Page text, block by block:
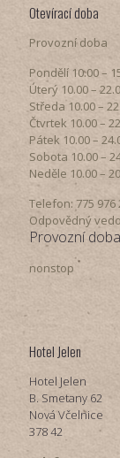
Otevírací doba
Provozní doba
Pondělí​ 10.00 –
Úterý ​10.00 –
Středa ​10.00 –
Čtvrtek​ 10.00 –
Pátek​ 10.00 –
Sobota ​10.00 –
Neděle ​10.00 –
Telefon: 775 976
Odpovědný
Provozní
nonstop
Hotel Jelen
Hotel Jelen
B. Smetany 62
Nová Včelnice
378 42